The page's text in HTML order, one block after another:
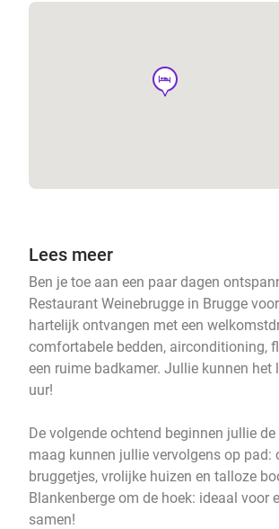
hotel
Lees meer
Ben je toe aan een paar dagen
Restaurant Weinebrugge in Brugge
hartelijk ontvangen met een
comfortabele bedden, airconditioning,
een ruime badkamer. Jullie kunnen
uur!
De volgende ochtend beginnen jullie
maag kunnen jullie vervolgens op
bruggetjes, vrolijke huizen en talloze
Blankenberge om de hoek: ideaal voor
samen!